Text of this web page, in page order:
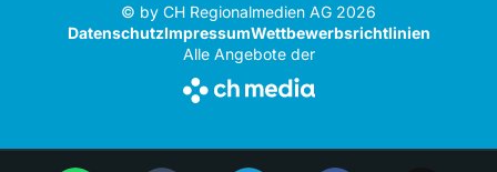
© by CH Regionalmedien AG 2026
DatenschutzImpressumWettbewerbsrichtlinien
Alle Angebote der